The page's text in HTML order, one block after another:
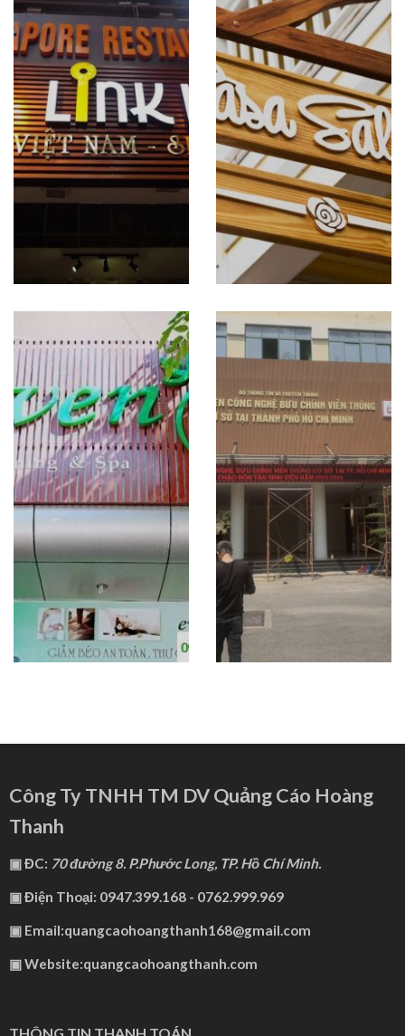
Công Ty TNHH TM DV Quảng Cáo Hoàng
Thanh
▣ ĐC: 70 đường 8. P.Phước Long, TP. Hồ Chí Minh.
▣ Điện Thoại: 0947.399.168 - 0762.999.969
▣ Email:quangcaohoangthanh168@gmail.com
▣ Website:quangcaohoangthanh.com